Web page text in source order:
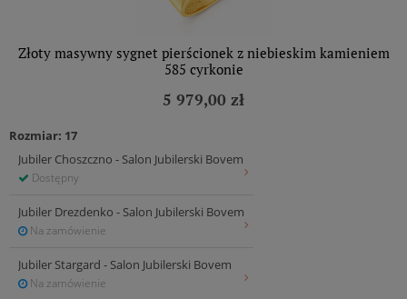
Złoty masywny sygnet pierścionek z niebieskim kamieniem
585 cyrkonie
5 979,00 zł
Rozmiar: 17
Jubiler Choszczno - Salon Jubilerski Bovem
Dostępny
Jubiler Drezdenko - Salon Jubilerski Bovem
Na zamówienie
Jubiler Stargard - Salon Jubilerski Bovem
Na zamówienie